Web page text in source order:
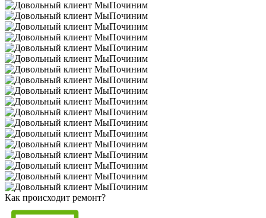
Как происходит ремонт?